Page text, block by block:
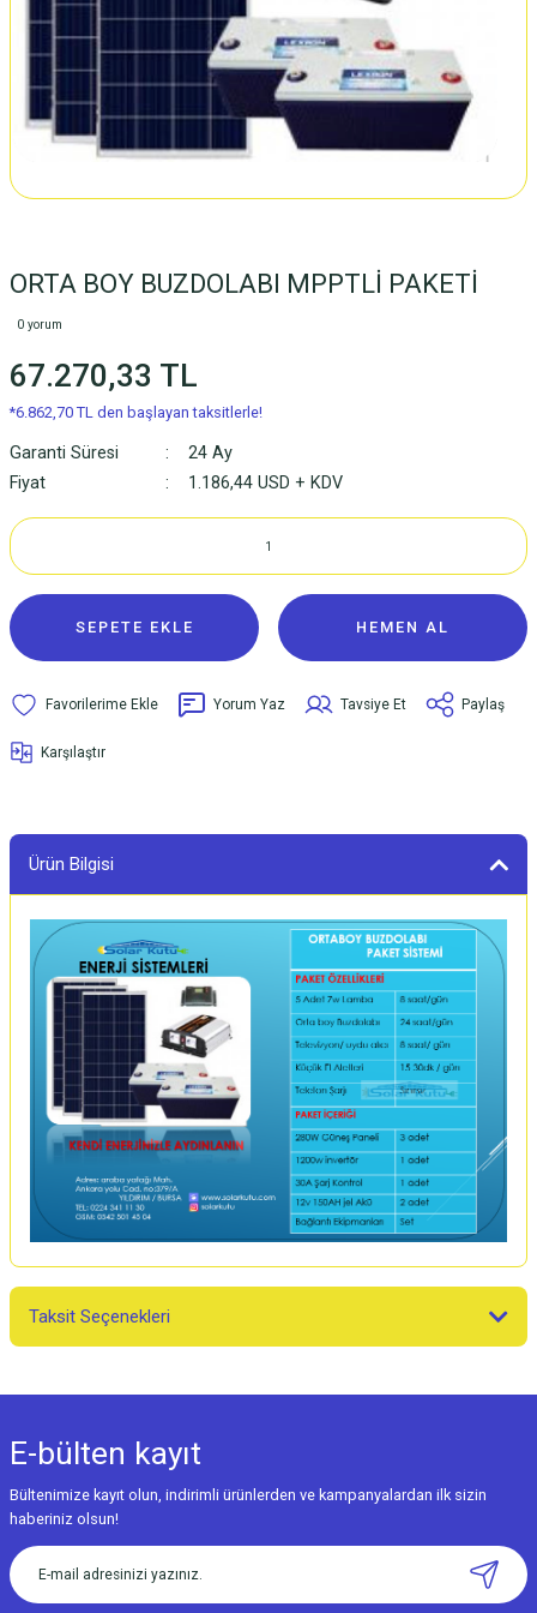
ORTA BOY BUZDOLABI MPPTLİ PAKETİ
0 yorum
67.270,33 TL
*6.862,70 TL den başlayan taksitlerle!
Garanti Süresi
24 Ay
Fiyat
1.186,44 USD + KDV
SEPETE EKLE HEMEN AL
Yorum Yaz Tavsiye Et Paylaş
Karşılaştır
Ürün Bilgisi
Taksit Seçenekleri
E-bülten kayıt
Bültenimize kayıt olun, indirimli ürünlerden ve kampanyalardan ilk sizin
haberiniz olsun!